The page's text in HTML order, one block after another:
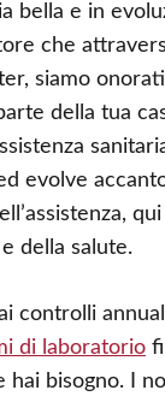
bella e in
che
siamo
della tua
evolve
della salute.
controlli
di laboratorio
hai bisogno. I